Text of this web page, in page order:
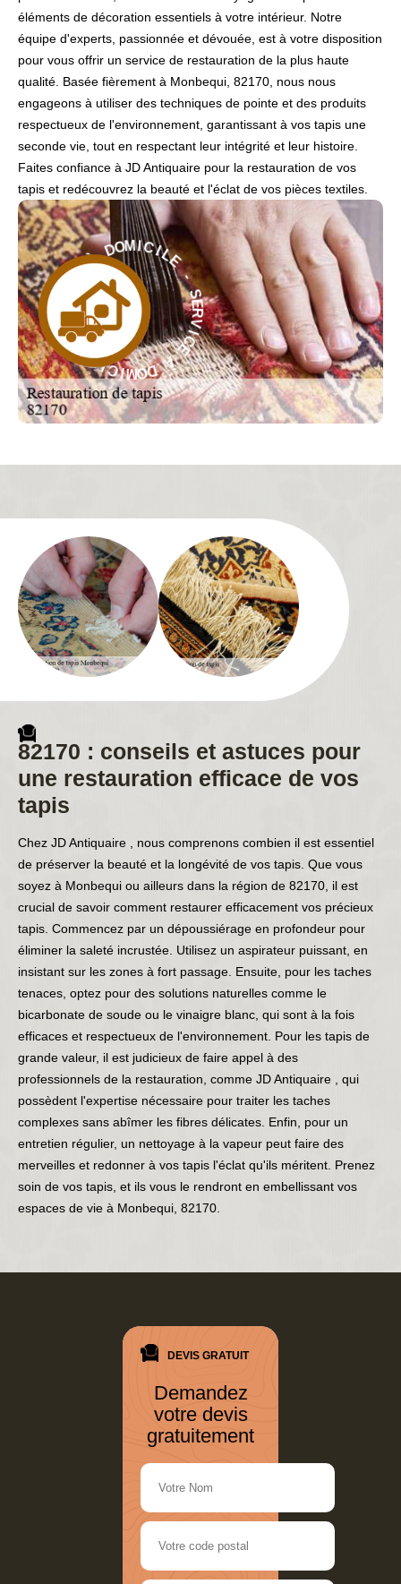
éléments de décoration essentiels à votre intérieur. Notre
équipe d'experts, passionnée et dévouée, est à votre disposition
pour vous offrir un service de restauration de la plus haute
qualité. Basée fièrement à Monbequi, 82170, nous nous
engageons à utiliser des techniques de pointe et des produits
respectueux de l'environnement, garantissant à vos tapis une
seconde vie, tout en respectant leur intégrité et leur histoire.
Faites confiance à JD Antiquaire pour la restauration de vos
tapis et redécouvrez la beauté et l'éclat de vos pièces textiles.
S
E
R
V
I
C
E
D
OMICILE -
S
E
R
V
I
C
E
À
D
O
M
I
C
I
L
E
-
82170 : conseils et astuces pour
une restauration efficace de vos
tapis
Chez JD Antiquaire , nous comprenons combien il est essentiel
de préserver la beauté et la longévité de vos tapis. Que vous
soyez à Monbequi ou ailleurs dans la région de 82170, il est
crucial de savoir comment restaurer efficacement vos précieux
tapis. Commencez par un dépoussiérage en profondeur pour
éliminer la saleté incrustée. Utilisez un aspirateur puissant, en
insistant sur les zones à fort passage. Ensuite, pour les taches
tenaces, optez pour des solutions naturelles comme le
bicarbonate de soude ou le vinaigre blanc, qui sont à la fois
efficaces et respectueux de l'environnement. Pour les tapis de
grande valeur, il est judicieux de faire appel à des
professionnels de la restauration, comme JD Antiquaire , qui
possèdent l'expertise nécessaire pour traiter les taches
complexes sans abîmer les fibres délicates. Enfin, pour un
entretien régulier, un nettoyage à la vapeur peut faire des
merveilles et redonner à vos tapis l'éclat qu'ils méritent. Prenez
soin de vos tapis, et ils vous le rendront en embellissant vos
espaces de vie à Monbequi, 82170.
DEVIS GRATUIT
Demandez
votre devis
gratuitement